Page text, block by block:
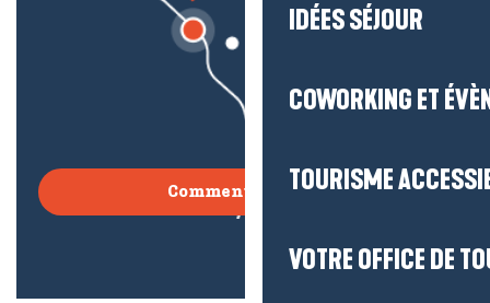
IDÉES SÉJOUR
COWORKING ET
TOURISME
VOTRE OFFICE DE
Comment venir ?